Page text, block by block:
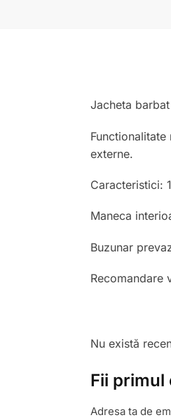
Jacheta
externe.
Caracteristici:
Maneca
Buzunar
Recomandare
Nu există
Fii primul
Adresa ta de